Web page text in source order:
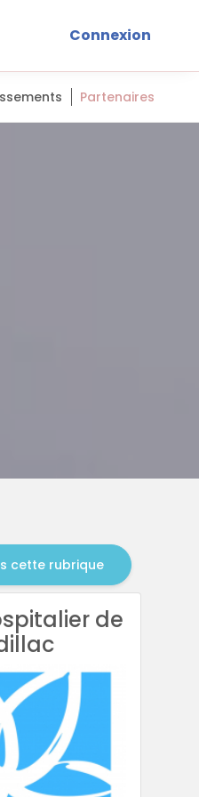
Connexion
Partenaires
cette rubrique
de